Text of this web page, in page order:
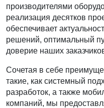
производителями
реализация десятков
обеспечивает
решений, оптимальный
доверие наших
Сочетая в себе
такие, как системный
разработок, а также
компаний, мы